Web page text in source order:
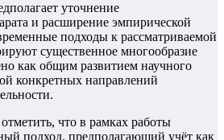
уточнение
и расширение эмпирической
подходы к рассматриваемой
существенное многообразие
как общим развитием научного
конкретных направлений
что в рамках работы
подход, предполагающий учёт как